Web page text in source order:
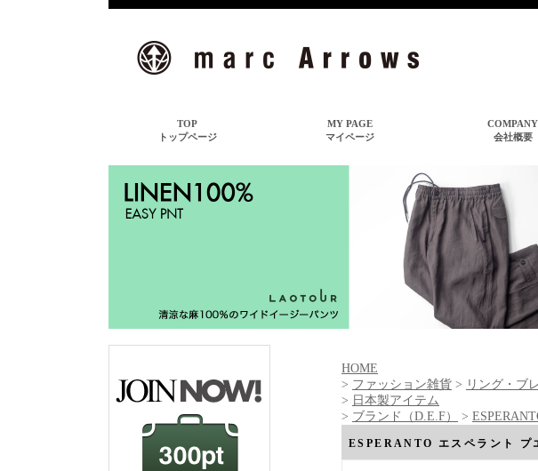
HOME
> ファッション雑貨 > リング・ブ
> 日本製アイテム
> ブランド（D.E.F） >
ESPERANTO エスペラント プ